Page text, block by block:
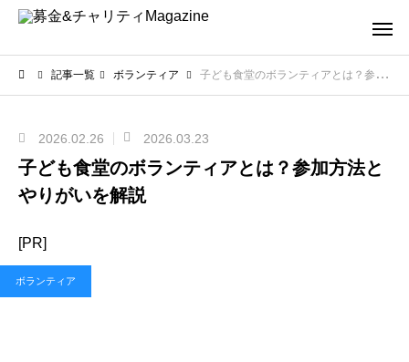
記事一覧 ボランティア 子ども食堂のボランティアとは？参加方法とやりがいを解説
2026.02.26 2026.03.23
子ども食堂のボランティアとは？参加方法と
やりがいを解説
[PR]
ボランティア